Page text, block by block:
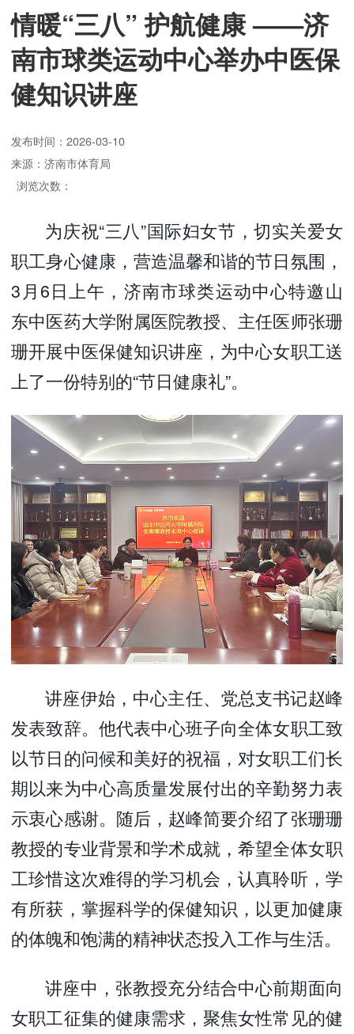
情暖“三八” 护航健康 ——济
南市球类运动中心举办中医保
健知识讲座
发布时间：2026-03-10
来源：济南市体育局
浏览次数：
为庆祝“三八”国际妇女节，切实关爱女
职工身心健康，营造温馨和谐的节日氛围，
3月6日上午，济南市球类运动中心特邀山
东中医药大学附属医院教授、主任医师张珊
珊开展中医保健知识讲座，为中心女职工送
上了一份特别的“节日健康礼”。
讲座伊始，中心主任、党总支书记赵峰
发表致辞。他代表中心班子向全体女职工致
以节日的问候和美好的祝福，对女职工们长
期以来为中心高质量发展付出的辛勤努力表
示衷心感谢。随后，赵峰简要介绍了张珊珊
教授的专业背景和学术成就，希望全体女职
工珍惜这次难得的学习机会，认真聆听，学
有所获，掌握科学的保健知识，以更加健康
的体魄和饱满的精神状态投入工作与生活。
讲座中，张教授充分结合中心前期面向
女职工征集的健康需求，聚焦女性常见的健